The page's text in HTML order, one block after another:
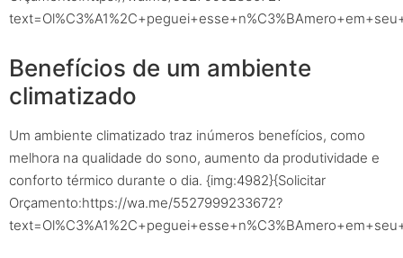
Benefícios de um ambiente
climatizado
Um ambiente climatizado traz inúmeros benefícios, como
melhora na qualidade do sono, aumento da produtividade e
conforto térmico durante o dia. {img:4982}{Solicitar
Orçamento:https://wa.me/5527999233672?